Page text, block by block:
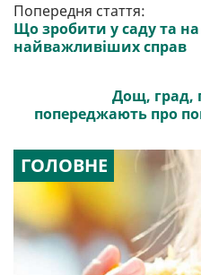
Попередня стаття:
Що зробити у саду та на
найважливіших справ
Дощ, град,
попереджають про
ГОЛОВНЕ